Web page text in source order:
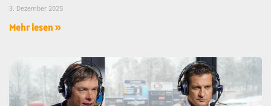
3. Dezember 2025
Mehr lesen »